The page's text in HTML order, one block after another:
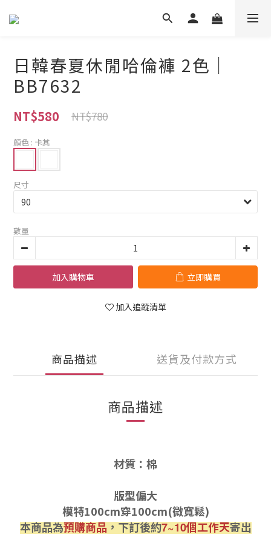
日韓春夏休閒哈倫褲 2色｜
BB7632
NT$580 NT$780
顏色 : 卡其
尺寸
數量
加入購物車 立即購買
加入追蹤清單
商品描述 送貨及付款方式
商品描述
材質：棉
版型偏大
模特100cm穿100cm(微寬鬆)
本商品為預購商品，下訂後約7~10個工作天寄出